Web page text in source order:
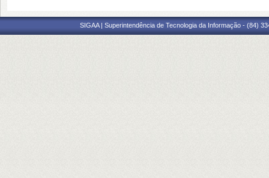
SIGAA | Superintendência de Tecnologia da Informação - (84)